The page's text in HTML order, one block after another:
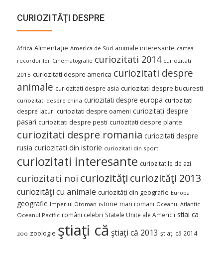
CURIOZITĂŢI DESPRE
Africa Alimentaţie America de Sud animale interesante cartea
recordurilor Cinematografie curiozitati 2014 curiozitati
2015 curiozitati despre america curiozitati despre
animale curiozitati despre asia curiozitati despre bucuresti
curiozitati despre china curiozitati despre europa curiozitati
despre lacuri curiozitati despre oameni curiozitati despre
pasari curiozitati despre pesti curiozitati despre plante
curiozitati despre romania curiozitati despre
rusia curiozitati din istorie curiozitati din sport
curiozitati interesante curiozitatile de azi
curiozitati noi curiozităţi curiozităţi 2013
curiozităţi cu animale curiozităţi din geografie Europa
geografie Imperiul Otoman istorie mari romani Oceanul Atlantic
Oceanul Pacific români celebri Statele Unite ale Americii stiai ca
zoo zoologie ştiaţi că ştiaţi că 2013 ştiaţi că 2014